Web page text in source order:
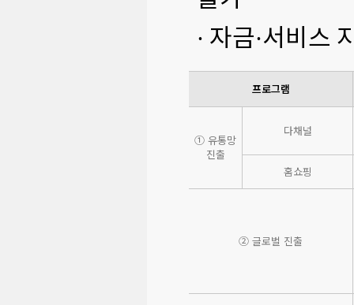
· 자금·서비스
프로그램
① 유통망
진출
다채널
홈쇼핑
② 글로벌 진출